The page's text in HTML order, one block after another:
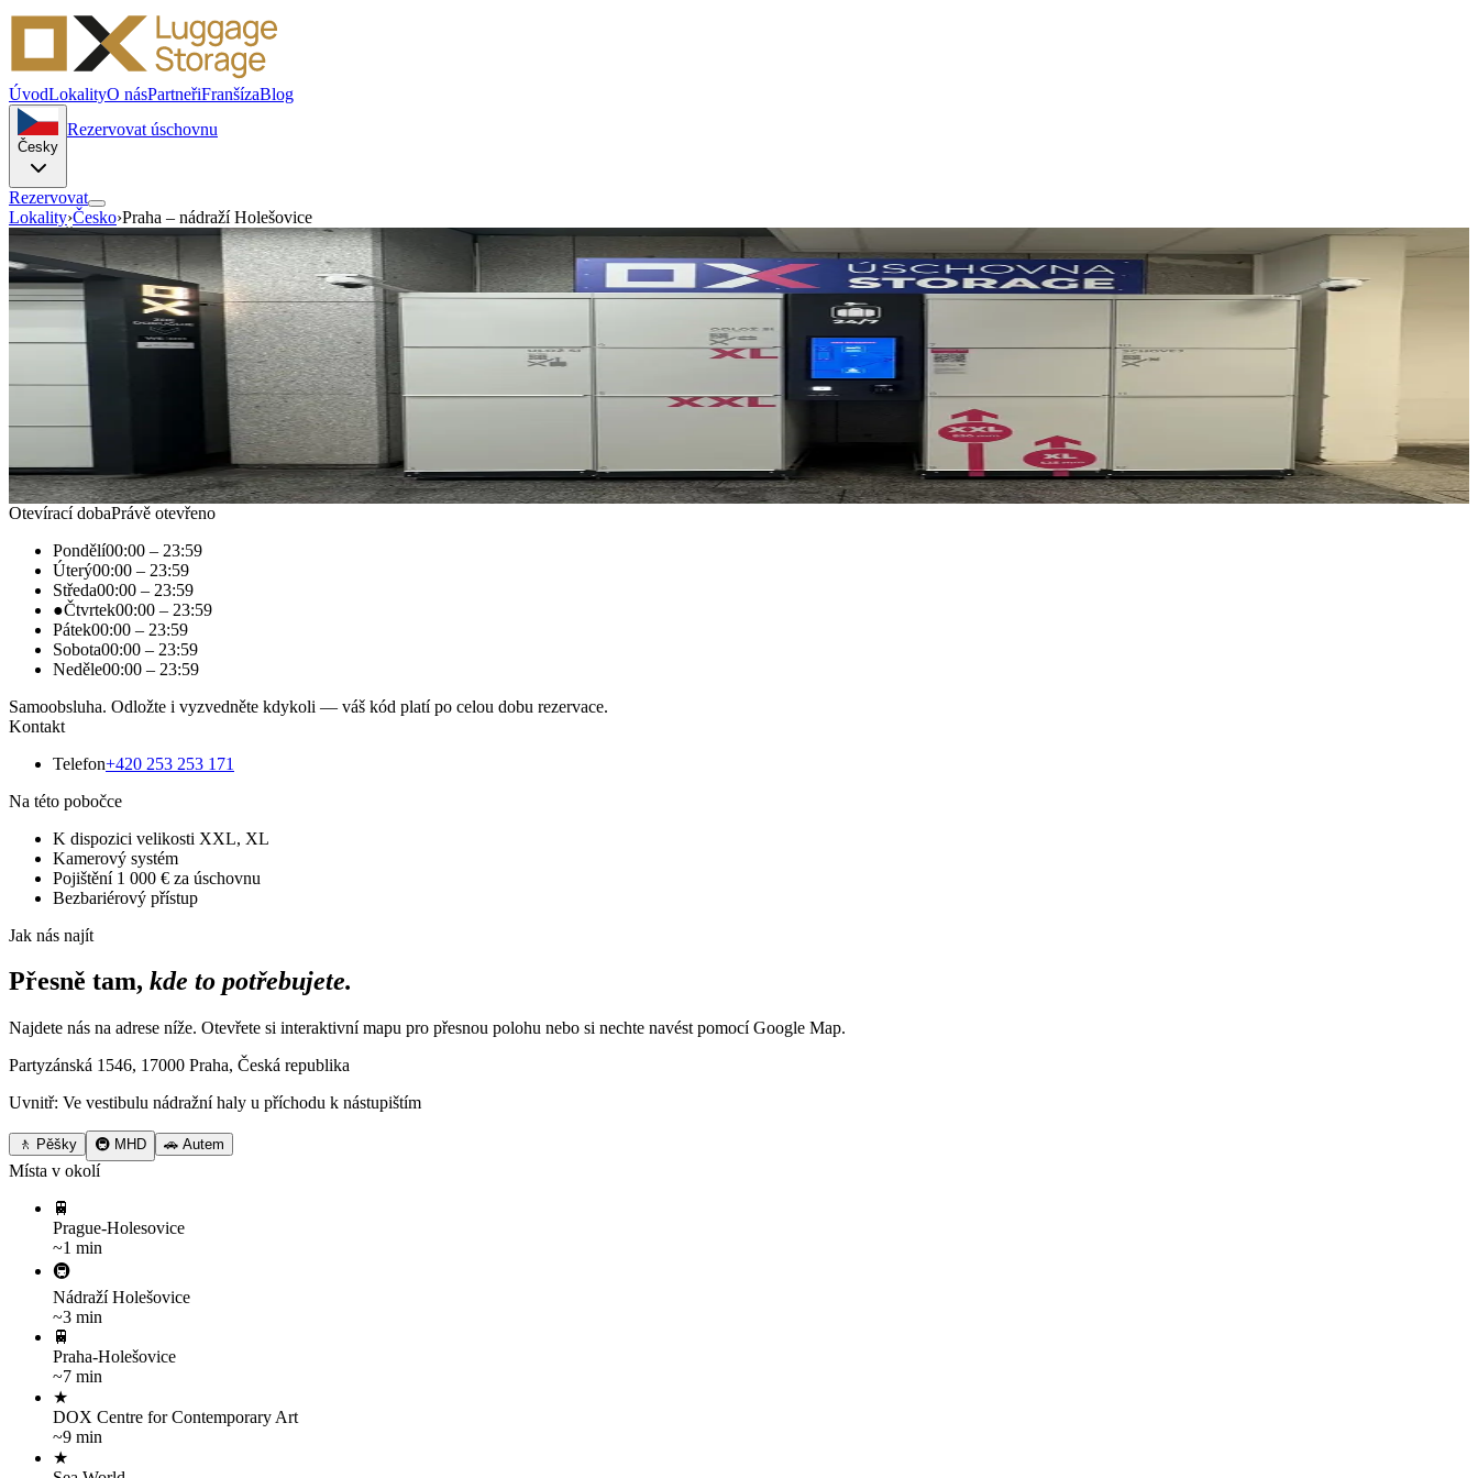
ÚvodLokalityO násPartneřiFranšízaBlog
Česky
Rezervovat úschovnu
Rezervovat
Lokality›Česko›Praha – nádraží Holešovice
Praha · Česko
Úschovna zavazadel Praha Holešovice
Partyzánská 1546 17000
Odložte si kufr nebo batoh v Holešovicích a využijte čas ve městě naplno. Samoobslužné boxy jsou vhodné pro cestující vlakem, turisty i návštěvníky akcí v okolí.
Samoobsluha
Automatizovaný přístup
—/den
Od — malá úschovna
Rezervovat tuto úschovnu →
Trasa
♿ Bezbariérový přístup
Otevírací dobaPrávě otevřeno
Pondělí00:00 – 23:59
Úterý00:00 – 23:59
Středa00:00 – 23:59
●Čtvrtek00:00 – 23:59
Pátek00:00 – 23:59
Sobota00:00 – 23:59
Neděle00:00 – 23:59
Samoobsluha. Odložte i vyzvedněte kdykoli — váš kód platí po celou dobu rezervace.
Kontakt
Telefon+420 253 253 171
Na této pobočce
K dispozici velikosti XXL, XL
Kamerový systém
Pojištění 1 000 € za úschovnu
Bezbariérový přístup
Jak nás najít
Přesně tam, kde to potřebujete.
Najdete nás na adrese níže. Otevřete si interaktivní mapu pro přesnou polohu nebo si nechte navést pomocí Google Map.
Partyzánská 1546, 17000 Praha, Česká republika
Uvnitř: Ve vestibulu nádražní haly u příchodu k nástupištím
🚶 Pěšky 🚇 MHD 🚗 Autem
Místa v okolí
🚆
Prague-Holesovice
~1 min
🚇
Nádraží Holešovice
~3 min
🚆
Praha-Holešovice
~7 min
★
DOX Centre for Contemporary Art
~9 min
★